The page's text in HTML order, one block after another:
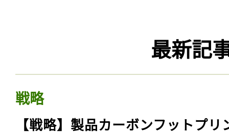
最新記
戦略
【戦略】製品カーボンフットプリ